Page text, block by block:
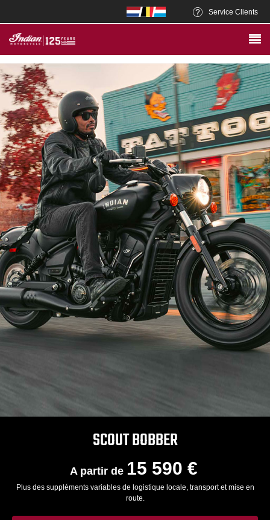
Service Clients
SCOUT BOBBER
A partir de 15 590 €
Plus des suppléments variables de logistique locale, transport et mise en
route.